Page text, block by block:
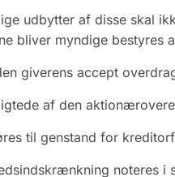
udbytter af disse skal
bliver myndige bestyres
giverens accept
af den
til genstand for
noteres i